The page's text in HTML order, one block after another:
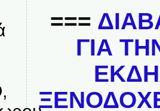
===
ΓΙΑ